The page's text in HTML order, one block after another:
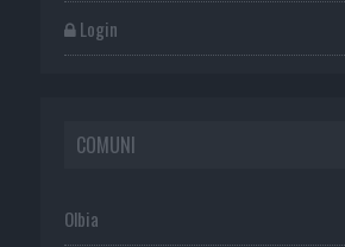
Login
COMUNI
Olbia